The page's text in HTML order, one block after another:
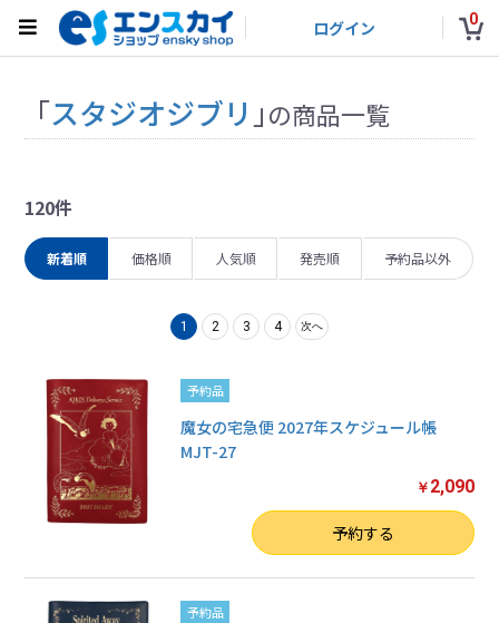
ログイン 0
「スタジオジブリ 」の商品一覧
120件
新着順 価格順 人気順 発売順 予約品以外
1 2 3 4 次へ
予約品
魔女の宅急便 2027年スケジュール帳
MJT-27
￥ 2,090
予約する
予約品